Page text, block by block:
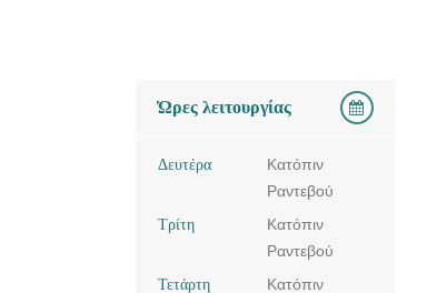
Ώρες λειτουργίας
Δευτέρα
Κατόπιν
Ραντεβού
Τρίτη
Κατόπιν
Ραντεβού
Τετάρτη
Κατόπιν